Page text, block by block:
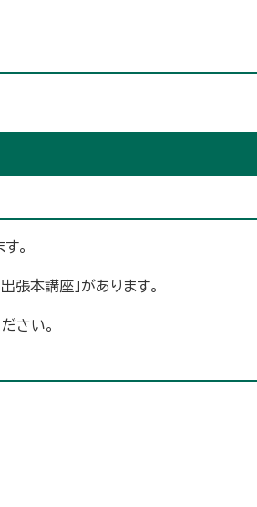
。
張本講座」があります。
さい。